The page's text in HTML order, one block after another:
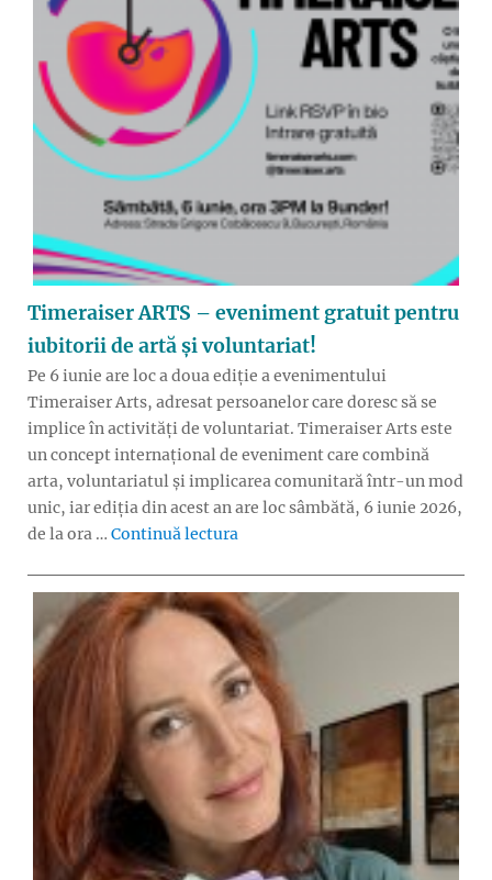
Timeraiser ARTS – eveniment gratuit pentru
iubitorii de artă și voluntariat!
Pe 6 iunie are loc a doua ediție a evenimentului
Timeraiser Arts, adresat persoanelor care doresc să se
implice în activități de voluntariat. Timeraiser Arts este
un concept internațional de eveniment care combină
arta, voluntariatul și implicarea comunitară într-un mod
unic, iar ediția din acest an are loc sâmbătă, 6 iunie 2026,
de la ora … Continuă lectura